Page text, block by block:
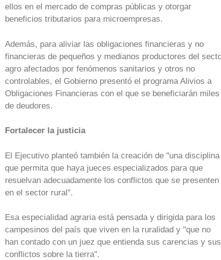
ellos en el mercado de compras públicas y otorgar
beneficios tributarios para microempresas.
Además, para aliviar las obligaciones financieras y no
financieras de pequeños y medianos productores del
agro afectados por fenómenos sanitarios y otros no
controlables, el Gobierno presentó el programa Alivios a
Obligaciones Financieras con el que se beneficiarán miles
de deudores.
Fortalecer la justicia
El Ejecutivo planteó también la creación de "una disciplina
que permita que haya jueces especializados para que
resuelvan adecuadamente los conflictos que se presenten
en el sector rural".
Esa especialidad agraria está pensada y dirigida para los
campesinos del país que viven en la ruralidad y "que no
han contado con un juez que entienda sus carencias y sus
conflictos sobre la tierra".